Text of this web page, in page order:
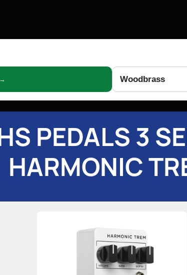
Woodbrass
PEDALS 3
HARMONIC